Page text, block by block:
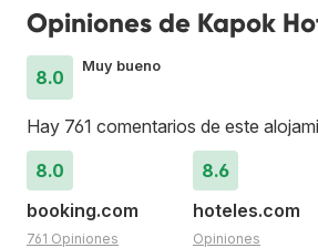
Opiniones de Kapok
8.0
Muy bueno
Hay 761 comentarios de este
8.0
booking.com
761 Opiniones
8.6
hoteles.com
Opiniones